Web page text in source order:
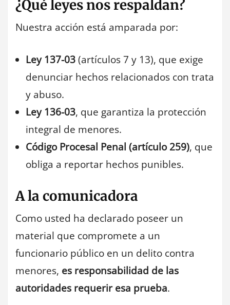
¿Qué leyes nos respaldan?
Nuestra acción está amparada por:
Ley 137-03(artículos 7 y 13), que exige
denunciar hechos relacionados con trata
y abuso.
Ley 136-03, que garantiza la protección
integral de menores.
Código Procesal Penal (artículo 259), que
obliga a reportar hechos punibles.
A la comunicadora
Como usted ha declarado poseer un
material que compromete a un
funcionario público en un delito contra
menores, es responsabilidad de las
autoridades requerir esa prueba.